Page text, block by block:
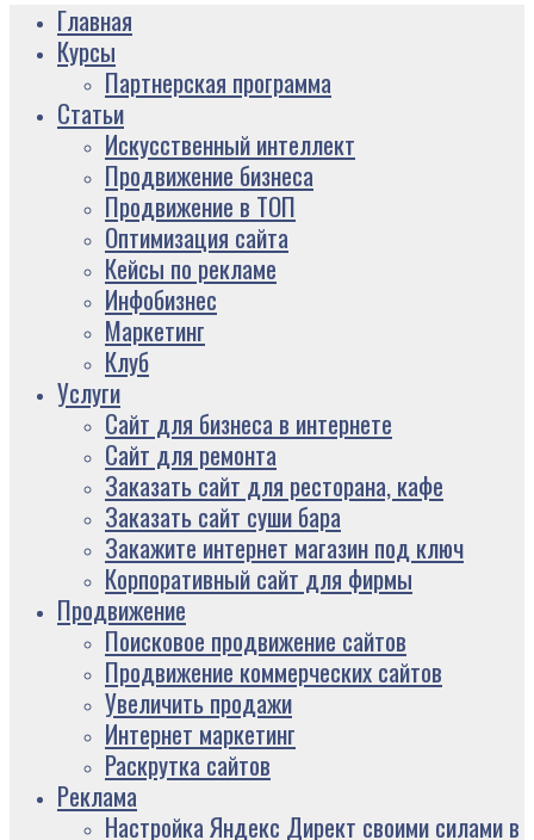
Главная
Курсы
Партнерская программа
Статьи
Искусственный интеллект
Продвижение бизнеса
Продвижение в ТОП
Оптимизация сайта
Кейсы по рекламе
Инфобизнес
Маркетинг
Клуб
Услуги
Сайт для бизнеса в интернете
Сайт для ремонта
Заказать сайт для ресторана, кафе
Заказать сайт суши бара
Закажите интернет магазин под ключ
Корпоративный сайт для фирмы
Продвижение
Поисковое продвижение сайтов
Продвижение коммерческих сайтов
Увеличить продажи
Интернет маркетинг
Раскрутка сайтов
Реклама
Настройка Яндекс Директ своими силами в